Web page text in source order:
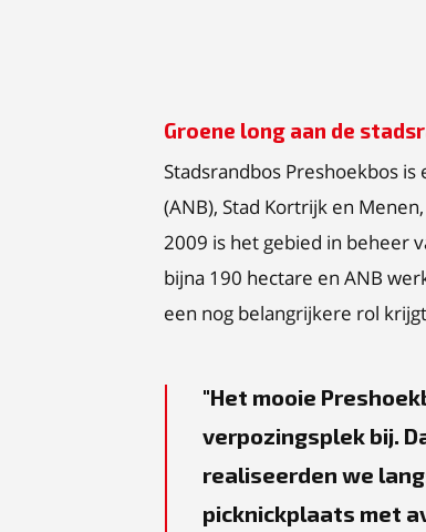
Groene long aan de
Stadsrandbos Preshoekbos
(ANB), Stad Kortrijk en
2009 is het gebied in beheer
bijna 190 hectare en ANB
een nog belangrijkere rol
Het mooie
verpozingsplek bij.
realiseerden we
picknickplaats met